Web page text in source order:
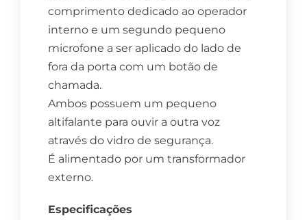
comprimento dedicado ao operador
interno e um segundo pequeno
microfone a ser aplicado do lado de
fora da porta com um botão de
chamada.
Ambos possuem um pequeno
altifalante para ouvir a outra voz
através do vidro de segurança.
É alimentado por um transformador
externo.
Especificações